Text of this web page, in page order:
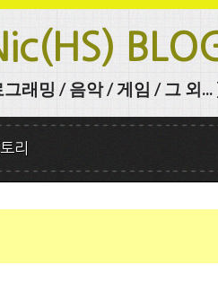
래밍 / 음악 / 게임 / 그 외... ]
리